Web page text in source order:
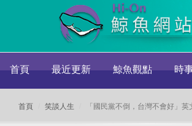
首頁 最近更新 鯨魚觀點 時
首頁 笑談人生 「國民黨不倒，台灣不會好」英